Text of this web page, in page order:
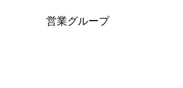
営業グループ